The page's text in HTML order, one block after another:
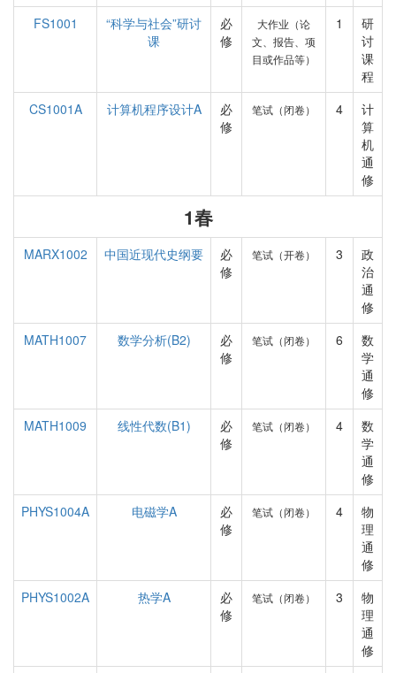
FS1001
“科学与社会”研讨
课
必
修
大作业（论
文、报告、项
目或作品等）
1
研
讨
课
程
CS1001A
计算机程序设计A
必
修
笔试（闭卷） 4
计
算
机
通
修
1春
MARX1002 中国近现代史纲要
必
修
笔试（开卷） 3
政
治
通
修
MATH1007
数学分析(B2)
必
修
笔试（闭卷） 6
数
学
通
修
MATH1009
线性代数(B1)
必
修
笔试（闭卷） 4
数
学
通
修
PHYS1004A
电磁学A
必
修
笔试（闭卷） 4
物
理
通
修
PHYS1002A
热学A
必
修
笔试（闭卷） 3
物
理
通
修